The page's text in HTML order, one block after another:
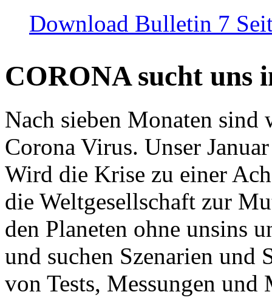
Download Bulletin 7
CORONA sucht uns
Nach sieben Monaten
Corona Virus. Unser
Wird die Krise zu einer
die Weltgesellschaft zur
den Planeten ohne unsins
und suchen Szenarien und
von Tests, Messungen und